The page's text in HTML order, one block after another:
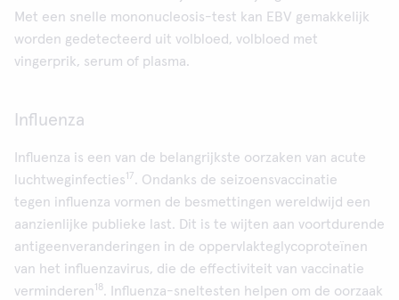
Met een snelle mononucleosis-test kan EBV gemakkelijk
worden gedetecteerd uit volbloed, volbloed met
vingerprik, serum of plasma.
Influenza
Influenza is een van de belangrijkste oorzaken van acute
luchtweginfecties17. Ondanks de seizoensvaccinatie
tegen influenza vormen de besmettingen wereldwijd een
aanzienlijke publieke last. Dit is te wijten aan voortdurende
antigeenveranderingen in de oppervlakteglycoproteïnen
van het influenzavirus, die de effectiviteit van vaccinatie
verminderen18. Influenza-sneltesten helpen om de oorzaak